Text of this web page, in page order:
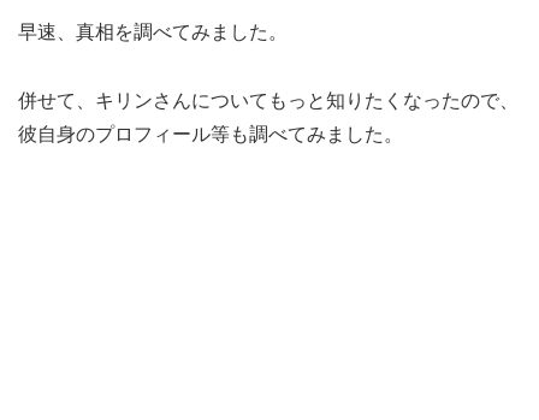
早速、真相を調べてみました。
併せて、キリンさんについてもっと知りたくなったので、
彼自身のプロフィール等も調べてみました。